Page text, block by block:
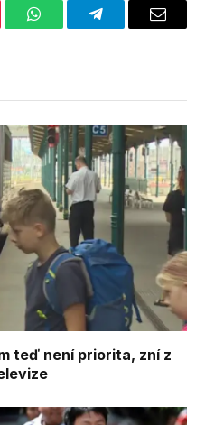
WhatsAppTelegramEmail
teď není priorita, zní z